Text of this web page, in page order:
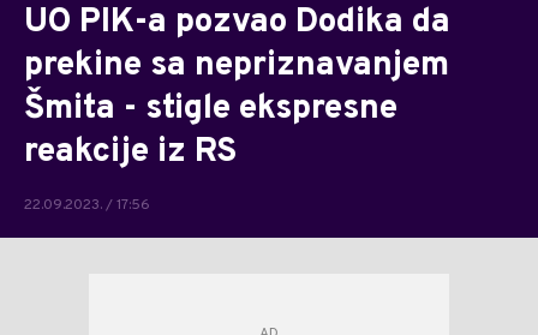
UO PIK-a pozvao Dodika da
prekine sa nepriznavanjem
Šmita - stigle ekspresne
reakcije iz RS
22.09.2023. / 17:56